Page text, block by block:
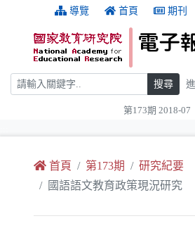
跳到主要內容 導覽 首頁 期刊
搜尋 搜尋
第173期 2018-07
首頁 第173期
研究紀要
國語語文教育政策現況研究